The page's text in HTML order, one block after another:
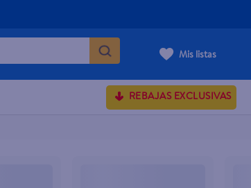
Mis listas
REBAJAS EXCLUSIVAS